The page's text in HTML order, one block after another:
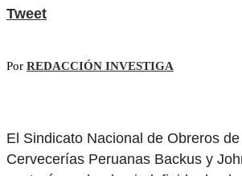
Tweet
Por REDACCIÓN INVESTIGA
El Sindicato Nacional de Obreros
Cervecerías Peruanas Backus y